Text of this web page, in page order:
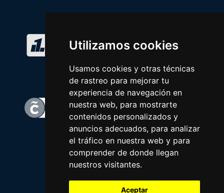
Utilizamos cookies
Usamos cookies y otras técnicas
de rastreo para mejorar tu
experiencia de navegación en
nuestra web, para mostrarte
contenidos personalizados y
anuncios adecuados, para analizar
el tráfico en nuestra web y para
comprender de donde llegan
nuestros visitantes.
Aceptar